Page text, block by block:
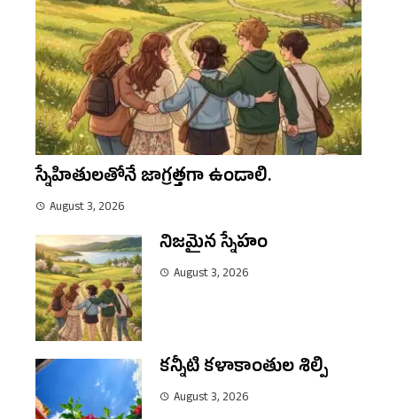
స్నేహితులతోనే జాగ్రత్తగా ఉండాలి.
August 3, 2026
నిజమైన స్నేహం
August 3, 2026
కన్నీటి కళాకాంతుల శిల్పి
August 3, 2026